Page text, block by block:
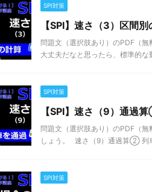
SPI対策
【SPI】速さ（3）区間
問題文（選択肢あり）のPDF（
大丈夫だなと思ったら、標準的な
SPI対策
【SPI】速さ（9）通過
問題文（選択肢あり）のPDF（
しょう。 速さ（9）通過算② 列
SPI対策